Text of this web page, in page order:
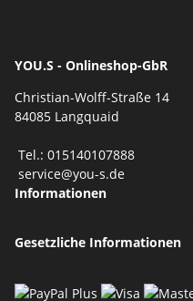
YOU.S - Onlineshop-GbR
Christian-Wolff-Straße 14
84085 Langquaid
Tel.: 015140107888
service@you-s.de
Informationen
Gesetzliche Informationen